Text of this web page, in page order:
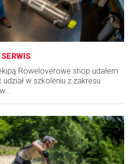
Roweloverowe.shop udałem
w szkoleniu z zakresu